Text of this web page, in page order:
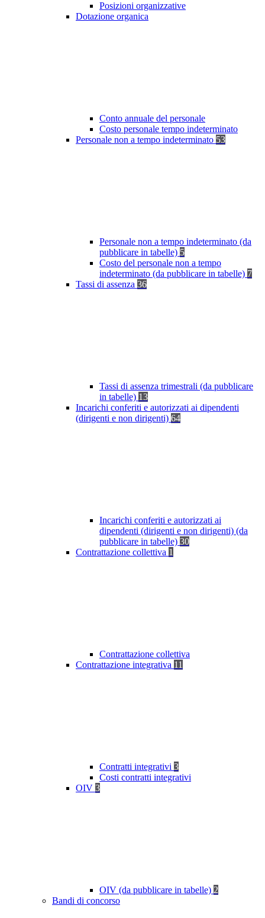
Posizioni organizzative
Dotazione organica
Conto annuale del personale
Costo personale tempo indeterminato
Personale non a tempo indeterminato 53
Personale non a tempo indeterminato (da
pubblicare in tabelle) 5
Costo del personale non a tempo
indeterminato (da pubblicare in tabelle) 7
Tassi di assenza 36
Tassi di assenza trimestrali (da pubblicare
in tabelle) 13
Incarichi conferiti e autorizzati ai dipendenti
(dirigenti e non dirigenti) 64
Incarichi conferiti e autorizzati ai
dipendenti (dirigenti e non dirigenti) (da
pubblicare in tabelle) 30
Contrattazione collettiva 1
Contrattazione collettiva
Contrattazione integrativa 11
Contratti integrativi 3
Costi contratti integrativi
OIV 3
OIV (da pubblicare in tabelle) 2
Bandi di concorso